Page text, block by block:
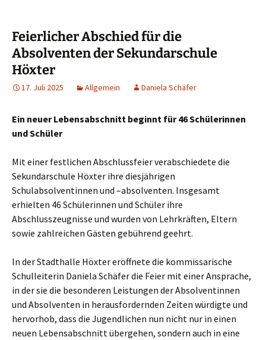
Feierlicher Abschied für die
Absolventen der Sekundarschule
Höxter
17. Juli 2025 Allgemein Daniela Schäfer
Ein neuer Lebensabschnitt beginnt für 46 Schülerinnen
und Schüler
Mit einer festlichen Abschlussfeier verabschiedete die
Sekundarschule Höxter ihre diesjährigen
Schulabsolventinnen und –absolventen. Insgesamt
erhielten 46 Schülerinnen und Schüler ihre
Abschlusszeugnisse und wurden von Lehrkräften, Eltern
sowie zahlreichen Gästen gebührend geehrt.
In der Stadthalle Höxter eröffnete die kommissarische
Schulleiterin Daniela Schäfer die Feier mit einer Ansprache,
in der sie die besonderen Leistungen der Absolventinnen
und Absolventen in herausfordernden Zeiten würdigte und
hervorhob, dass die Jugendlichen nun nicht nur in einen
neuen Lebensabschnitt übergehen, sondern auch in eine